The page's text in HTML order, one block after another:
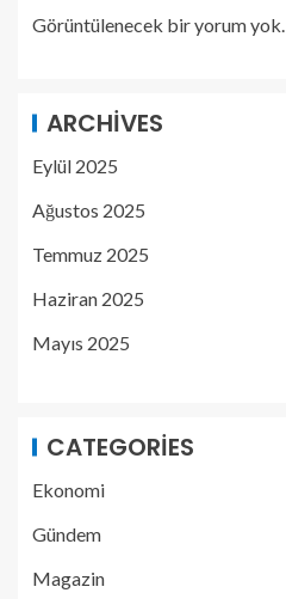
Görüntülenecek bir yorum yok.
ARCHIVES
Eylül 2025
Ağustos 2025
Temmuz 2025
Haziran 2025
Mayıs 2025
CATEGORIES
Ekonomi
Gündem
Magazin